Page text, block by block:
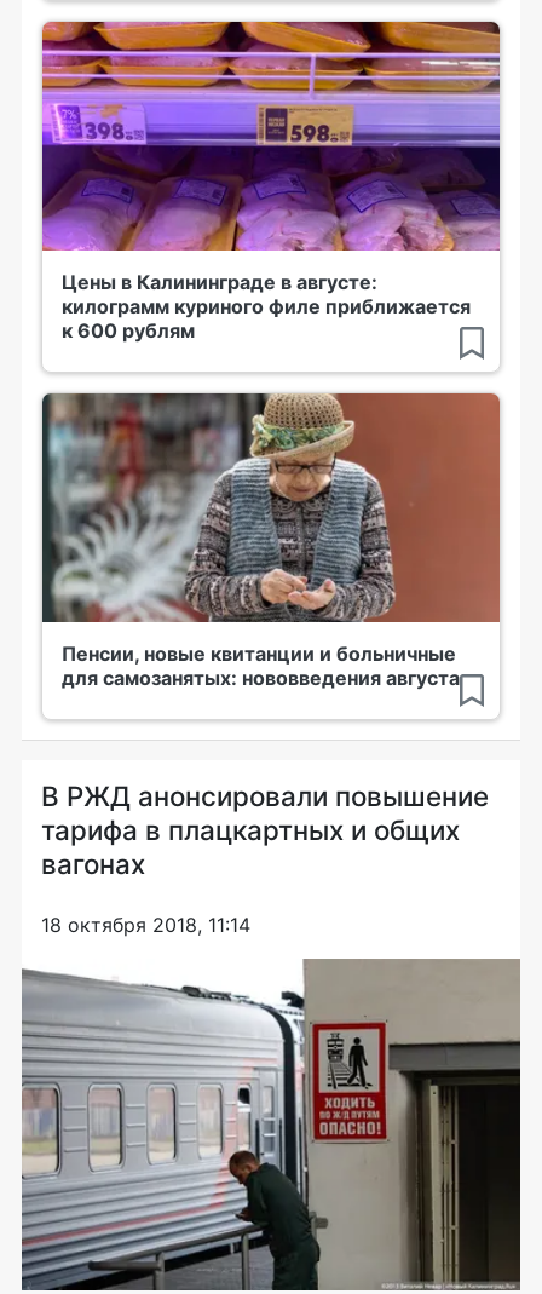
Цены в Калининграде в августе:
килограмм куриного филе приближается
к 600 рублям
Пенсии, новые квитанции и больничные
для самозанятых: нововведения августа
В РЖД анонсировали повышение
тарифа в плацкартных и общих
вагонах
18 октября 2018, 11:14